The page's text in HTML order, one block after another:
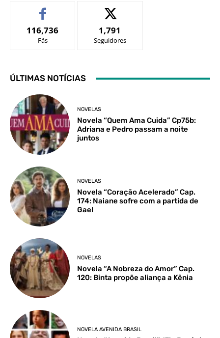
116,736
Fãs
1,791
Seguidores
ÚLTIMAS NOTÍCIAS
NOVELAS
Novela “Quem Ama Cuida” Cp75b:
Adriana e Pedro passam a noite
juntos
NOVELAS
Novela “Coração Acelerado” Cap.
174: Naiane sofre com a partida de
Gael
NOVELAS
Novela “A Nobreza do Amor” Cap.
120: Binta propõe aliança a Kênia
NOVELA AVENIDA BRASIL